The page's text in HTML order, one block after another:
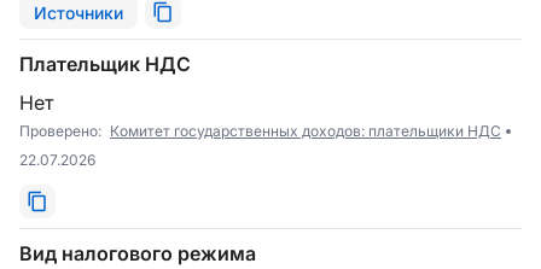
Источники
Плательщик НДС
Нет
Проверено: Комитет государственных доходов: плательщики НДС
22.07.2026
Вид налогового режима